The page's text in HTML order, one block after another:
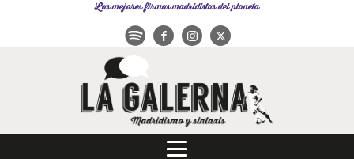
Las mejores firmas madridistas del planeta